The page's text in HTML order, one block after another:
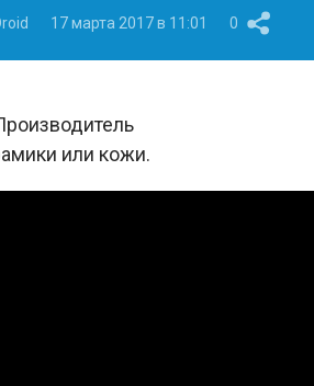
17 марта 2017 в 11:01 0
или кожи.